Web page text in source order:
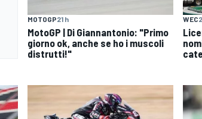
MOTOGP21 h
MotoGP | Di Giannantonio: "Primo
giorno ok, anche se ho i muscoli
distrutti!"
WEC